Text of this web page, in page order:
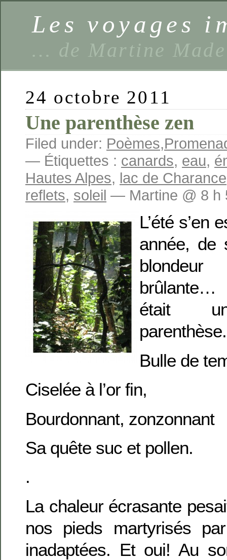
Les voyages
… de Martine
24 octobre 2011
Une parenthèse zen
Filed under: Poèmes,
— Étiquettes : canards, eau,
Hautes Alpes, lac de Charance
reflets, soleil — Martine @ 8 h
L’été s’en
année, de
était
parenthèse.
Bulle de
Ciselée à l’or fin,
Bourdonnant, zonzonnant
Sa quête suc et pollen.
.
La chaleur écrasante
nos pieds martyrisés
inadaptées. Et oui! Au